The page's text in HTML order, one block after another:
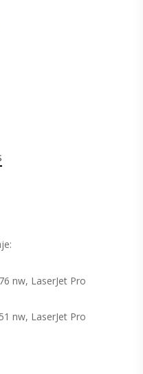
nw, LaserJet Pro
nw, LaserJet Pro